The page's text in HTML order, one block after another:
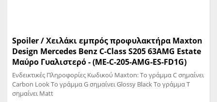
Spoiler / Χειλάκι εμπρός προφυλακτήρα Maxton
Design Mercedes Benz C-Class S205 63AMG Estate
Μαύρο Γυαλιστερό - (ME-C-205-AMG-ES-FD1G)
Ενδεικτικές Πληροφορίες Κωδικού Maxton: Το γράμμα C σημαίνει
Carbon Look Το γράμμα G σημαίνει Glossy Black Το γράμμα T
σημαίνει Matt